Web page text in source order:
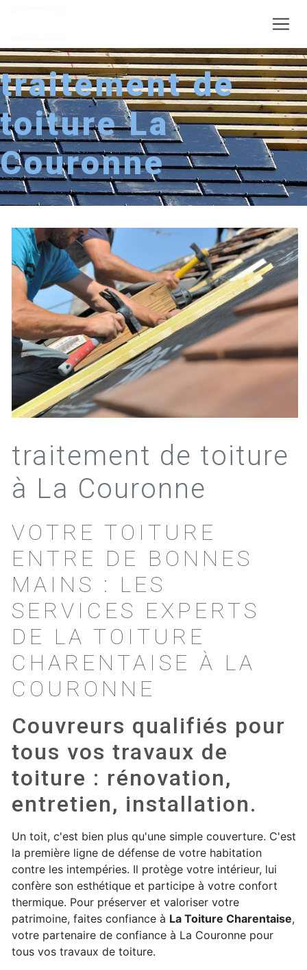
traitement de
toiture La
Couronne
traitement de toiture
à La Couronne
VOTRE TOITURE
ENTRE DE BONNES
MAINS : LES
SERVICES EXPERTS
DE LA TOITURE
CHARENTAISE À LA
COURONNE
Couvreurs qualifiés pour
tous vos travaux de
toiture : rénovation,
entretien, installation.
Un toit, c'est bien plus qu'une simple couverture. C'est
la première ligne de défense de votre habitation
contre les intempéries. Il protège votre intérieur, lui
confère son esthétique et participe à votre confort
thermique. Pour préserver et valoriser votre
patrimoine, faites confiance à La Toiture Charentaise,
votre partenaire de confiance à La Couronne pour
tous vos travaux de toiture.